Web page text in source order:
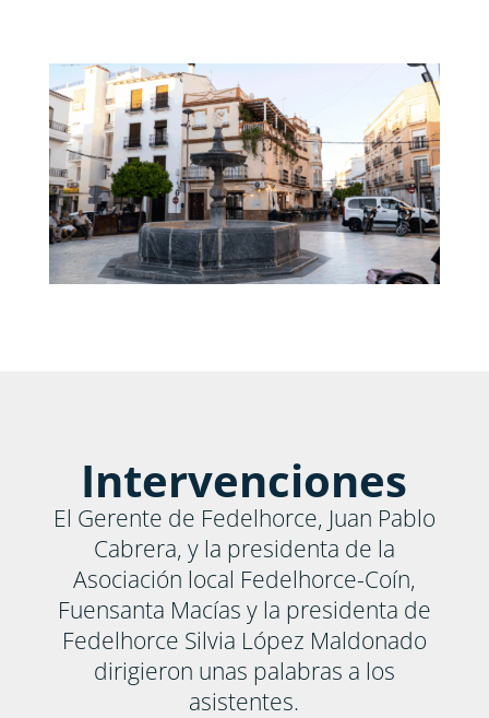
Intervenciones
El Gerente de Fedelhorce, Juan Pablo
Cabrera, y la presidenta de la
Asociación local Fedelhorce-Coín,
Fuensanta Macías y la presidenta de
Fedelhorce Silvia López Maldonado
dirigieron unas palabras a los
asistentes.